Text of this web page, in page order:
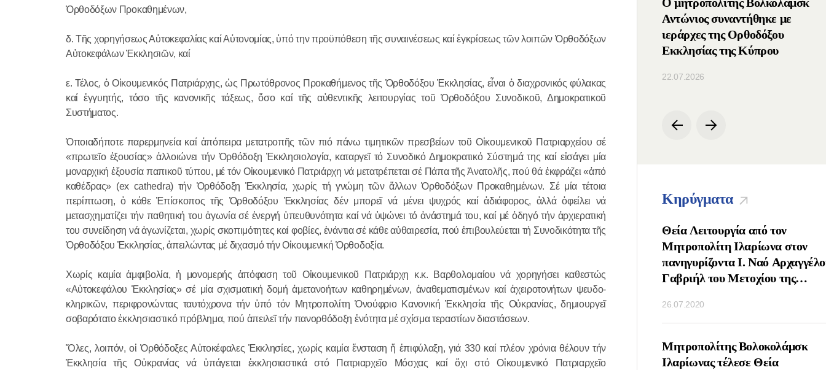
Ὀρθοδόξων Προκαθημένων,
δ. Τῆς χορηγήσεως Αὐτοκεφαλίας καί Αὐτονομίας, ὑπό την προϋπόθεση τῆς συναινέσεως καί ἐγκρίσεως τῶν λοιπῶν Ὀρθοδόξων
Αὐτοκεφάλων Ἐκκλησιῶν, καί
ε. Τέλος, ὁ Οἰκουμενικός Πατριάρχης, ὡς Πρωτόθρονος Προκαθήμενος τῆς Ὀρθοδόξου Ἐκκλησίας, εἶναι ὁ διαχρονικός φύλακας
καί ἐγγυητής, τόσο τῆς κανονικῆς τάξεως, ὅσο καί τῆς αὐθεντικῆς λειτουργίας τοῦ Ὀρθοδόξου Συνοδικοῦ, Δημοκρατικοῦ
Συστήματος.
Ὁποιαδήποτε παρερμηνεία καί ἀπόπειρα μετατροπῆς τῶν πιό πάνω τιμητικῶν πρεσβείων τοῦ Οἰκουμενικοῦ Πατριαρχείου σέ
«πρωτεῖο ἐξουσίας» ἀλλοιώνει τήν Ὀρθόδοξη Ἐκκλησιολογία, καταργεῖ τό Συνοδικό Δημοκρατικό Σύστημά της καί εἰσάγει μία
μοναρχική ἐξουσία παπικοῦ τύπου, μέ τόν Οἰκουμενικό Πατριάρχη νά μετατρέπεται σέ Πάπα τῆς Ἀνατολῆς, πού θά ἐκφράζει «ἀπό
καθέδρας» (ex cathedra) τήν Ὀρθόδοξη Ἐκκλησία, χωρίς τή γνώμη τῶν ἄλλων Ὀρθοδόξων Προκαθημένων. Σέ μία τέτοια
περίπτωση, ὁ κάθε Ἐπίσκοπος τῆς Ὀρθοδόξου Ἐκκλησίας δέν μπορεῖ νά μένει ψυχρός καί ἀδιάφορος, ἀλλά ὀφείλει νά
μετασχηματίζει τήν παθητική του ἀγωνία σέ ἐνεργή ὑπευθυνότητα καί νά ὑψώνει τό ἀνάστημά του, καί μέ ὁδηγό τήν ἀρχιερατική
του συνείδηση νά ἀγωνίζεται, χωρίς σκοπιμότητες καί φοβίες, ἐνάντια σέ κάθε αὐθαιρεσία, πού ἐπιβουλεύεται τή Συνοδικότητα τῆς
Ὀρθοδόξου Ἐκκλησίας, ἀπειλώντας μέ διχασμό τήν Οἰκουμενική Ὀρθοδοξία.
Χωρίς καμία ἀμφιβολία, ἡ μονομερής ἀπόφαση τοῦ Οἰκουμενικοῦ Πατριάρχη κ.κ. Βαρθολομαίου νά χορηγήσει καθεστώς
«Αὐτοκεφάλου Ἐκκλησίας» σέ μία σχισματική δομή ἀμετανοήτων καθηρημένων, ἀναθεματισμένων καί ἀχειροτονήτων ψευδο-
κληρικῶν, περιφρονώντας ταυτόχρονα τήν ὑπό τόν Μητροπολίτη Ὀνούφριο Κανονική Ἐκκλησία τῆς Οὐκρανίας, δημιουργεῖ
σοβαρότατο ἐκκλησιαστικό πρόβλημα, πού ἀπειλεῖ τήν πανορθόδοξη ἑνότητα μέ σχίσμα τεραστίων διαστάσεων.
Ὅλες, λοιπόν, οἱ Ὀρθόδοξες Αὐτοκέφαλες Ἐκκλησίες, χωρίς καμία ἔνσταση ἤ ἐπιφύλαξη, γιά 330 καί πλέον χρόνια θέλουν τήν
Ἐκκλησία τῆς Οὐκρανίας νά ὑπάγεται ἐκκλησιαστικά στό Πατριαρχεῖο Μόσχας καί ὄχι στό Οἰκουμενικό Πατριαρχεῖο
Σερβίας
18.12.2025
Αντώνιος συναντήθηκε με
ιεράρχες της Ορθοδόξου
Εκκλησίας της Κύπρου
22.07.2026
Κηρύγματα
ΘΕΙΑ ΛΕΙΤΟΥΡΓΙΑ ΤΗΝ
ΜΗΤΡΟΠΟΛΙΤΗ ΙΛΑΡΩΝΑ
ΣΤΟ ΜΕΤΟΧΙΟΝ ΤΗΣ
ΕΚΚΛΗΣΙΑΣ ΤΣΕΧΙΑΣ ΚΑΙ
ΣΛΟΒΑΚΙΑΣ ΣΤΗ ΜΟΣΧΑ
19.12.2016
ΘΕΙΑ ΛΕΙΤΟΥΡΓΙΑ ΤΗΝ
ΕΟΡΤΗ ΤΟΥ ΑΓΙΟΥ ΣΕΡΓΙΟΥ
Θεία Λειτουργία από τον
Μητροπολίτη Ιλαρίωνα στον
πανηγυρίζοντα Ι. Ναό
Γαβριήλ του Μετοχίου της
Μόσχα
26.07.2020
Μητροπολίτης Βολοκολάμσκ
Ιλαρίωνας τέλεσε Θεία